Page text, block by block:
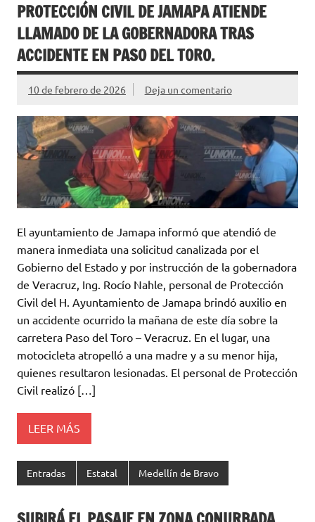
PROTECCIÓN CIVIL DE JAMAPA ATIENDE
LLAMADO DE LA GOBERNADORA TRAS
ACCIDENTE EN PASO DEL TORO.
10 de febrero de 2026 Deja un comentario
El ayuntamiento de Jamapa informó que atendió de
manera inmediata una solicitud canalizada por el
Gobierno del Estado y por instrucción de la gobernadora
de Veracruz, Ing. Rocío Nahle, personal de Protección
Civil del H. Ayuntamiento de Jamapa brindó auxilio en
un accidente ocurrido la mañana de este día sobre la
carretera Paso del Toro – Veracruz. En el lugar, una
motocicleta atropelló a una madre y a su menor hija,
quienes resultaron lesionadas. El personal de Protección
Civil realizó […]
LEER MÁS
Entradas Estatal Medellín de Bravo